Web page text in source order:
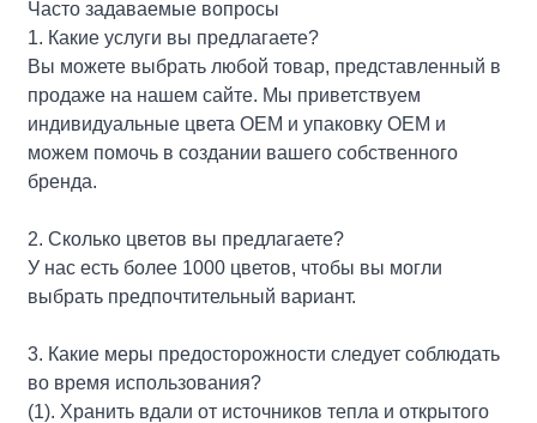
Часто задаваемые вопросы
1. Какие услуги вы предлагаете?
Вы можете выбрать любой товар, представленный в
продаже на нашем сайте. Мы приветствуем
индивидуальные цвета OEM и упаковку OEM и
можем помочь в создании вашего собственного
бренда.
2. Сколько цветов вы предлагаете?
У нас есть более 1000 цветов, чтобы вы могли
выбрать предпочтительный вариант.
3. Какие меры предосторожности следует соблюдать
во время использования?
(1). Хранить вдали от источников тепла и открытого